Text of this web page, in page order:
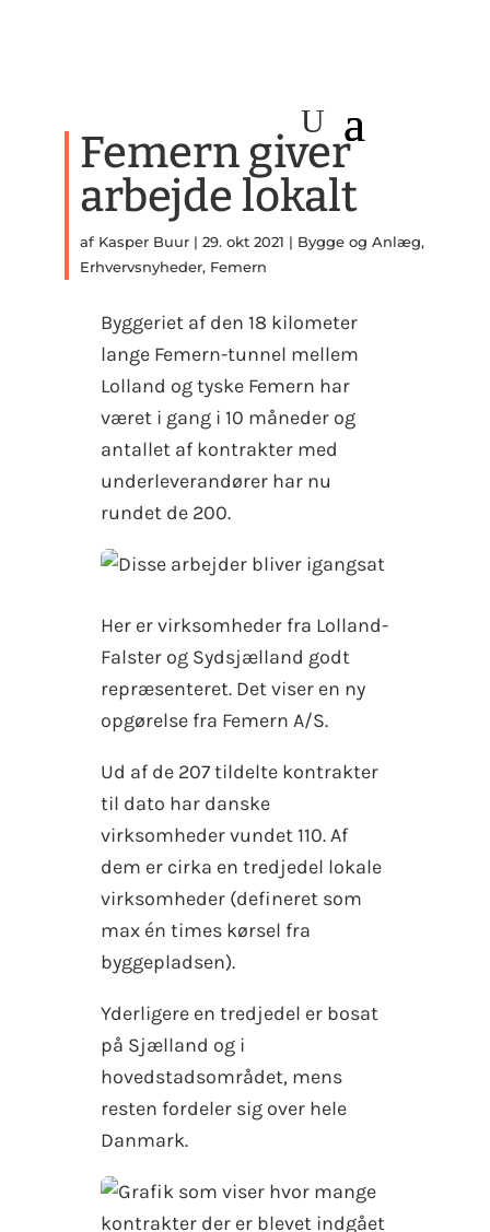
Femern giver
arbejde lokalt
af Kasper Buur |29. okt 2021 | Bygge og Anlæg,
Erhvervsnyheder, Femern
Byggeriet af den 18 kilometer
lange Femern-tunnel mellem
Lolland og tyske Femern har
været i gang i 10 måneder og
antallet af kontrakter med
underleverandører har nu
rundet de 200.
Her er virksomheder fra Lolland-
Falster og Sydsjælland godt
repræsenteret. Det viser en ny
opgørelse fra Femern A/S.
Ud af de 207 tildelte kontrakter
til dato har danske
virksomheder vundet 110. Af
dem er cirka en tredjedel lokale
virksomheder (defineret som
max én times kørsel fra
byggepladsen).
Yderligere en tredjedel er bosat
på Sjælland og i
hovedstadsområdet, mens
resten fordeler sig over hele
Danmark.